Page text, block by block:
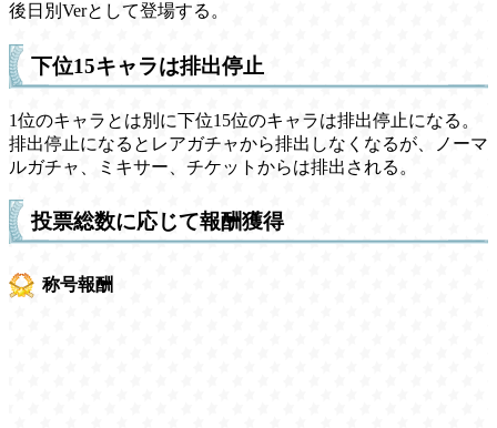
後日別Verとして登場する。
下位15キャラは排出停止
1位のキャラとは別に下位15位のキャラは排出停止になる。
排出停止になるとレアガチャから排出しなくなるが、ノーマ
ルガチャ、ミキサー、チケットからは排出される。
投票総数に応じて報酬獲得
称号報酬